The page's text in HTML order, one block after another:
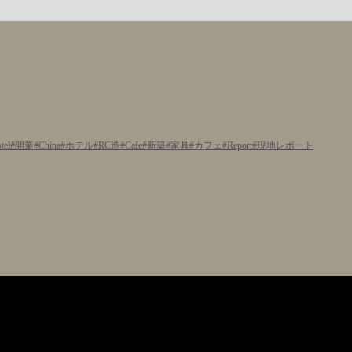
開業 China ホテル RC造 Cafe 新築 家具 カフェ Report 現地レポート